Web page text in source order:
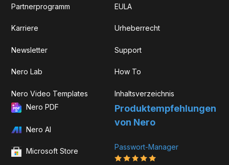
Partnerprogramm
Karriere
Newsletter
Nero Lab
Nero Video Templates
EULA
Urheberrecht
Support
How To
Inhaltsverzeichnis
Nero PDF
Nero AI
Microsoft Store
Produkt­­empfehlungen
von Nero
Passwort-Manager